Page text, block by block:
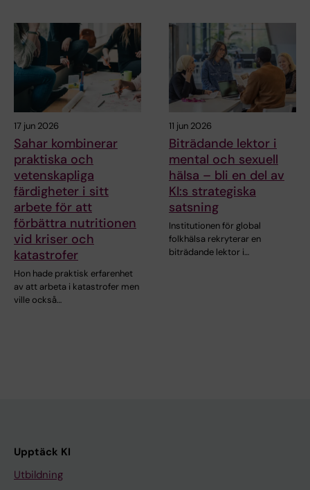
17 jun 2026
Sahar kombinerar
praktiska och
vetenskapliga
färdigheter i sitt
arbete för att
förbättra nutritionen
vid kriser och
katastrofer
Hon hade praktisk erfarenhet
av att arbeta i katastrofer men
ville också…
11 jun 2026
Biträdande lektor i
mental och sexuell
hälsa – bli en del av
KI:s strategiska
satsning
Institutionen för global
folkhälsa rekryterar en
biträdande lektor i…
Upptäck KI
Utbildning